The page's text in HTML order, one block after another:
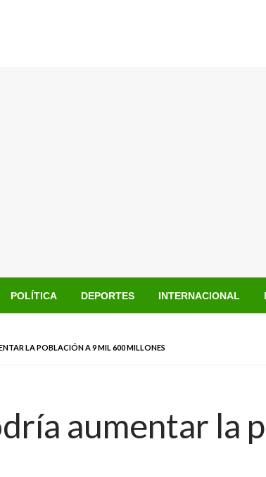
POLÍTICA DEPORTES INTERNACIONAL
LA POBLACIÓN A 9 MIL 600 MILLONES
aumentar la